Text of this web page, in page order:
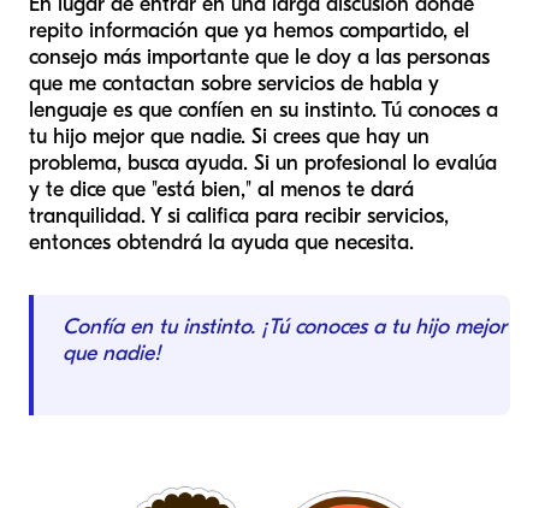
repito información que ya hemos compartido, el
consejo más importante que le doy a las personas
que me contactan sobre servicios de habla y
lenguaje es que confíen en su instinto. Tú conoces a
tu hijo mejor que nadie. Si crees que hay un
problema, busca ayuda. Si un profesional lo evalúa
y te dice que "está bien," al menos te dará
tranquilidad. Y si califica para recibir servicios,
entonces obtendrá la ayuda que necesita.
Confía en tu instinto. ¡Tú conoces a tu hijo mejor
que nadie!